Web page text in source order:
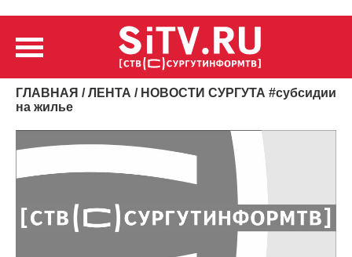
ГЛАВНАЯ /ЛЕНТА / НОВОСТИ СУРГУТА #субсидии
на жилье